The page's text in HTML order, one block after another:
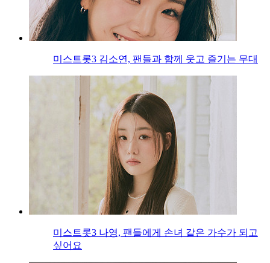
미스트롯3 김소연, 팬들과 함께 웃고 즐기는 무대
미스트롯3 나영, 팬들에게 손녀 같은 가수가 되고
싶어요